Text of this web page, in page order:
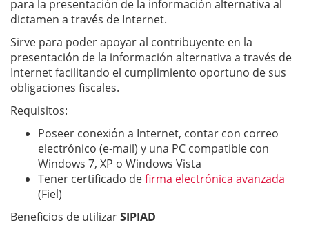
para la presentación de la información alternativa al
dictamen a través de Internet.
Sirve para poder apoyar al contribuyente en la
presentación de la información alternativa a través de
Internet facilitando el cumplimiento oportuno de sus
obligaciones fiscales.
Requisitos:
Poseer conexión a Internet, contar con correo
electrónico (e-mail) y una PC compatible con
Windows 7, XP o Windows Vista
Tener certificado defirma electrónica avanzada
(Fiel)
Beneficios de utilizarSIPIAD